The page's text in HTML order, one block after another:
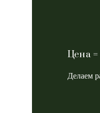
Цена =
Делаем